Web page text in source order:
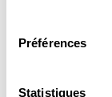
Préférences
Statistiques